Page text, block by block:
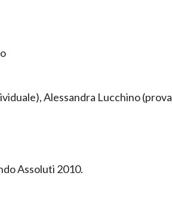
Alessandra Lucchino (prova
Assoluti 2010.